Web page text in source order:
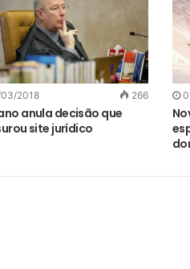
2018 266
anula decisão que
site jurídico